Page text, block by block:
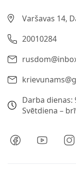
Varšavas 14,
20010284
Darba dienas:
Svētdiena –